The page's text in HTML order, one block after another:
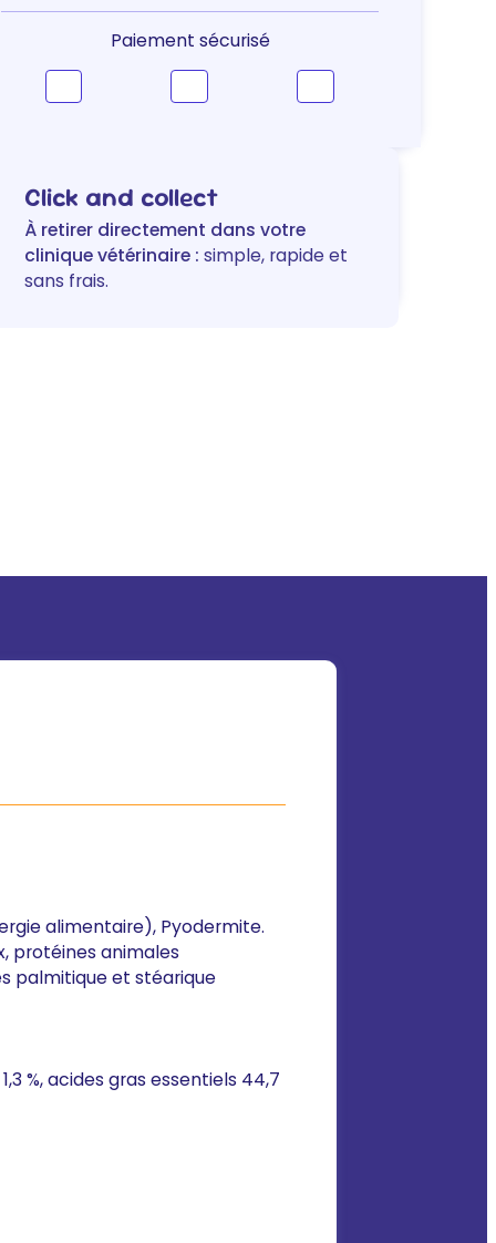
Veterinary
chien
Paiement sécurisé
Click and collect
À retirer directement dans votre
clinique vétérinaire : simple, rapide et
sans frais.
alimentaire), Pyodermite.
protéines animales
palmitique et stéarique
%, acides gras essentiels 44,7